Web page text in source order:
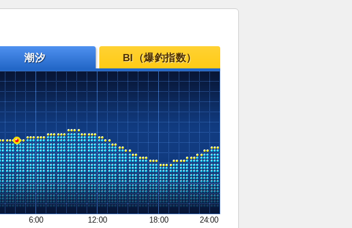
潮汐 BI（爆釣指数）
6:00 12:00 18:00 24:00